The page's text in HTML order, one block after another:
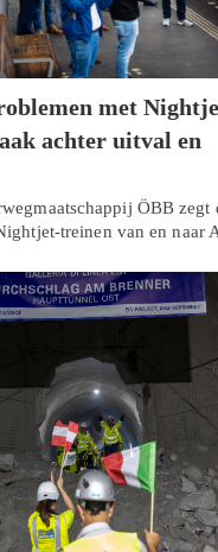
met
achter uitval en
ÖBB zegt
treinen van en naar